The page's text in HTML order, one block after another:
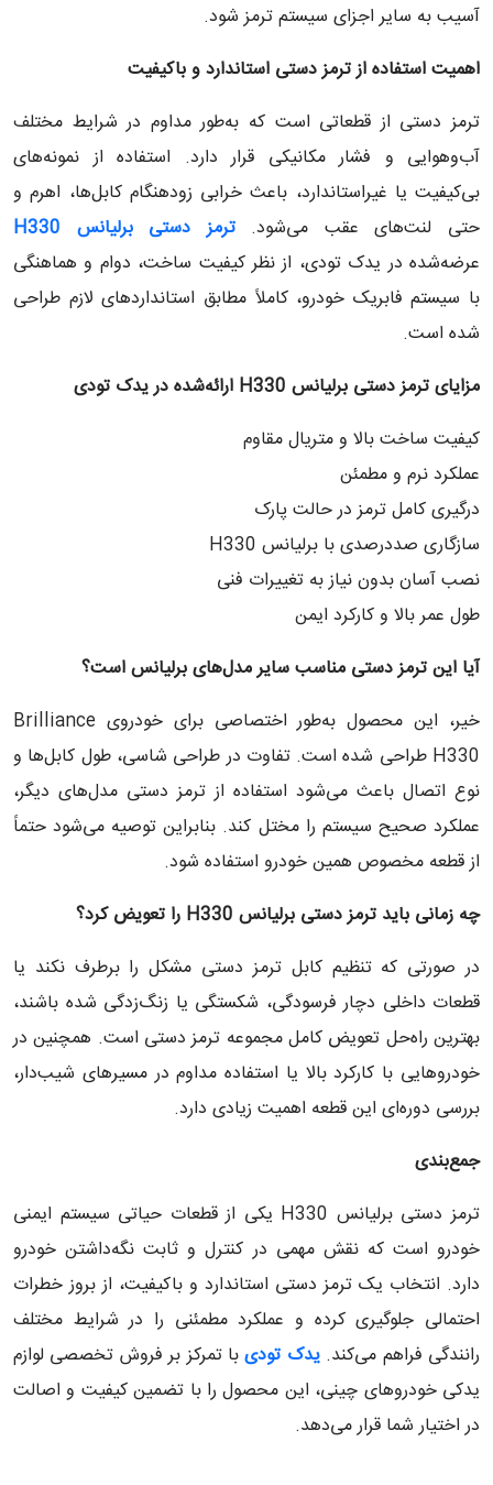
آسیب به سایر اجزای سیستم ترمز شود.
اهمیت استفاده از ترمز دستی استاندارد و باکیفیت
ترمز دستی از قطعاتی است که به‌طور مداوم در شرایط مختلف
آب‌وهوایی و فشار مکانیکی قرار دارد. استفاده از نمونه‌های
بی‌کیفیت یا غیراستاندارد، باعث خرابی زودهنگام کابل‌ها، اهرم و
حتی لنت‌های عقب می‌شود.ترمز دستی برلیانس H330
عرضه‌شده در یدک تودی، از نظر کیفیت ساخت، دوام و هماهنگی
با سیستم فابریک خودرو، کاملاً مطابق استانداردهای لازم طراحی
شده است.
مزایای ترمز دستی برلیانس
ارائه‌شده در یدک تودی
کیفیت ساخت بالا و متریال مقاوم
عملکرد نرم و مطمئن
درگیری کامل ترمز در حالت پارک
سازگاری صددرصدی با برلیانس H330
نصب آسان بدون نیاز به تغییرات فنی
طول عمر بالا و کارکرد ایمن
آیا این ترمز دستی مناسب سایر مدل‌های برلیانس است؟
خیر، این محصول به‌طور اختصاصی برای خودروی Brilliance
H330 طراحی شده است. تفاوت در طراحی شاسی، طول کابل‌ها و
نوع اتصال باعث می‌شود استفاده از ترمز دستی مدل‌های دیگر،
عملکرد صحیح سیستم را مختل کند. بنابراین توصیه می‌شود حتماً
از قطعه مخصوص همین خودرو استفاده شود.
چه زمانی باید ترمز دستی برلیانس
را تعویض کرد؟
در صورتی که تنظیم کابل ترمز دستی مشکل را برطرف نکند یا
قطعات داخلی دچار فرسودگی، شکستگی یا زنگ‌زدگی شده باشند،
بهترین راه‌حل تعویض کامل مجموعه ترمز دستی است. همچنین در
خودروهایی با کارکرد بالا یا استفاده مداوم در مسیرهای شیب‌دار،
بررسی دوره‌ای این قطعه اهمیت زیادی دارد.
جمع‌بندی
ترمز دستی برلیانس H330 یکی از قطعات حیاتی سیستم ایمنی
خودرو است که نقش مهمی در کنترل و ثابت نگه‌داشتن خودرو
دارد. انتخاب یک ترمز دستی استاندارد و باکیفیت، از بروز خطرات
احتمالی جلوگیری کرده و عملکرد مطمئنی را در شرایط مختلف
رانندگی فراهم می‌کند.یدک تودیبا تمرکز بر فروش تخصصی لوازم
یدکی خودروهای چینی، این محصول را با تضمین کیفیت و اصالت
در اختیار شما قرار می‌دهد.